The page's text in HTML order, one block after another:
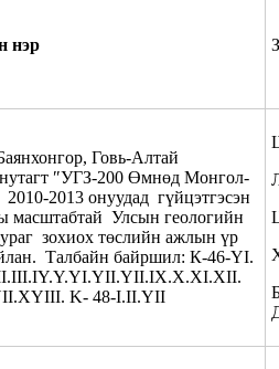
нэр
Говь-Алтай
″УГЗ-200 Өмнөд Монгол-
2013 онуудад гүйцэтгэсэн
масштабтай Улсын геологийн
зохиох төслийн ажлын үр
Талбайн байршил: К-46-YI.
K- 48-I.II.YII